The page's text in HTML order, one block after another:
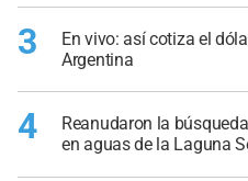
3
En vivo: así cotiza el
Argentina
4
Reanudaron la
en aguas de la Laguna